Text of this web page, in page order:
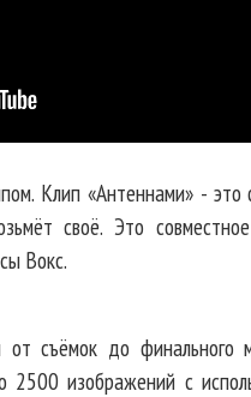
Клип «Антеннами» - это
своё. Это
Вокс.
съёмок до финального
2500 изображений с